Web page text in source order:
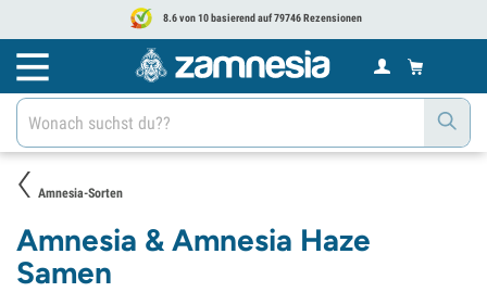
8.6 von 10 basierend auf 79746 Rezensionen
Amnesia-Sorten
Amnesia & Amnesia Haze
Samen